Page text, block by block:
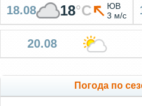
18.08 18°C
ЮВ
3 м/с
20.08
Погода по